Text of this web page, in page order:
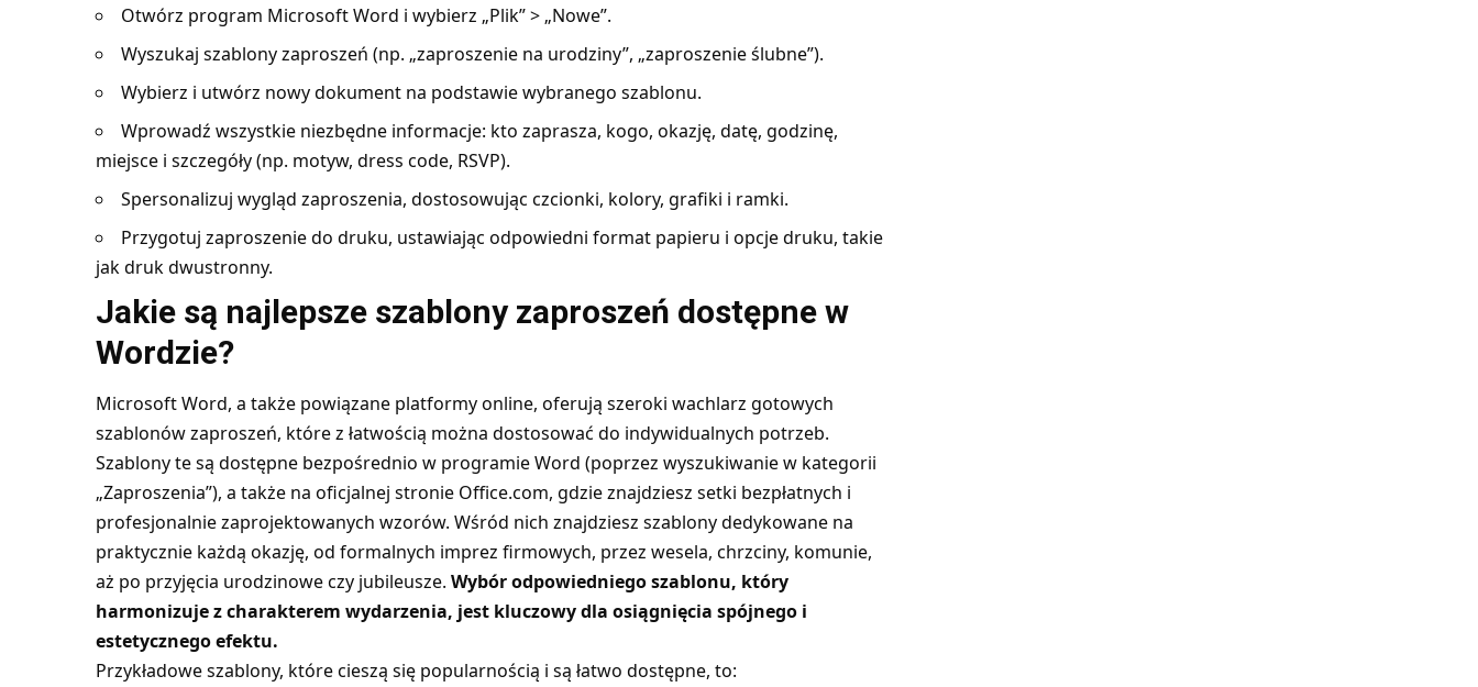
Otwórz program Microsoft Word i wybierz „Plik” > „Nowe”.
Wyszukaj szablony zaproszeń (np. „zaproszenie na urodziny”, „zaproszenie ślubne”).
Wybierz i utwórz nowy dokument na podstawie wybranego szablonu.
Wprowadź wszystkie niezbędne informacje: kto zaprasza, kogo, okazję, datę, godzinę,
miejsce i szczegóły (np. motyw, dress code, RSVP).
Spersonalizuj wygląd zaproszenia, dostosowując czcionki, kolory, grafiki i ramki.
Przygotuj zaproszenie do druku, ustawiając odpowiedni format papieru i opcje druku, takie
jak druk dwustronny.
Jakie są najlepsze szablony zaproszeń dostępne w
Wordzie?
Microsoft Word, a także powiązane platformy online, oferują szeroki wachlarz gotowych
szablonów zaproszeń, które z łatwością można dostosować do indywidualnych potrzeb.
Szablony te są dostępne bezpośrednio w programie Word (poprzez wyszukiwanie w kategorii
„Zaproszenia”), a także na oficjalnej stronie Office.com, gdzie znajdziesz setki bezpłatnych i
profesjonalnie zaprojektowanych wzorów. Wśród nich znajdziesz szablony dedykowane na
praktycznie każdą okazję, od formalnych imprez firmowych, przez wesela, chrzciny, komunie,
aż po przyjęcia urodzinowe czy jubileusze. Wybór odpowiedniego szablonu, który
harmonizuje z charakterem wydarzenia, jest kluczowy dla osiągnięcia spójnego i
estetycznego efektu.
Przykładowe szablony, które cieszą się popularnością i są łatwo dostępne, to: